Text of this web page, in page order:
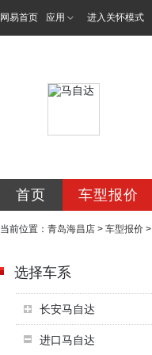
网易首页 应用 进入关怀模式
首页 车型报价
当前位置： 青岛海昌店 > 车型报价 >
选择车系
长安马自达
进口马自达